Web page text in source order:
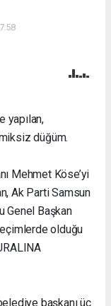
yapılan,
düğüm.
Mehmet Köse’yi
Ak Parti Samsun
Genel Başkan
olduğu
başkanı üç